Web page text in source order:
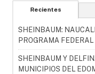
Recientes
SHEINBAUM:
PROGRAMA
SHEINBAUM Y
MUNICIPIOS DEL